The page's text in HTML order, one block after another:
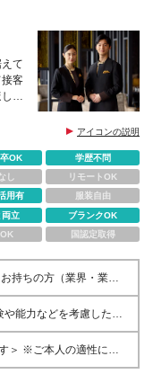
て
客
い
アイコンの説明
OK
学歴不問
し
リモートOK
用有
服装自由
両立
ブランクOK
国認定取得
持ちの方（業界・業
ホスピタリティが求め
持ちの方 ┗例：アルバ
能力などを考慮した上
6ヶ月あり（試用期間満
なり、その他の条件に差
＞ ※ご本人の適性に鑑み
ルもしくは本社となる場